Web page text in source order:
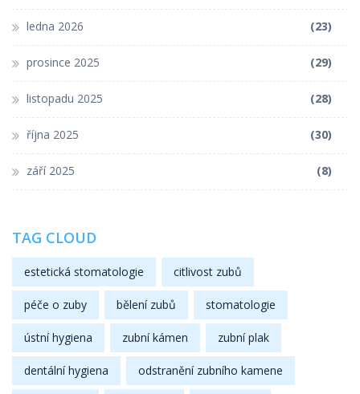
ledna 2026 (23)
prosince 2025 (29)
listopadu 2025 (28)
října 2025 (30)
září 2025 (8)
TAG CLOUD
estetická stomatologie citlivost zubů
péče o zuby bělení zubů stomatologie
ústní hygiena zubní kámen zubní plak
dentální hygiena odstranění zubního kamene